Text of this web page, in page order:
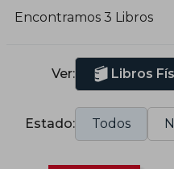
Encontramos 3 Libros
Ver: Libros
Estado: Todos